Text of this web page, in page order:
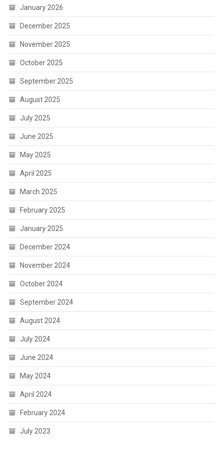
January 2026
December 2025
November 2025
October 2025
September 2025
August 2025
July 2025
June 2025
May 2025
April 2025
March 2025
February 2025
January 2025
December 2024
November 2024
October 2024
September 2024
August 2024
July 2024
June 2024
May 2024
April 2024
February 2024
July 2023